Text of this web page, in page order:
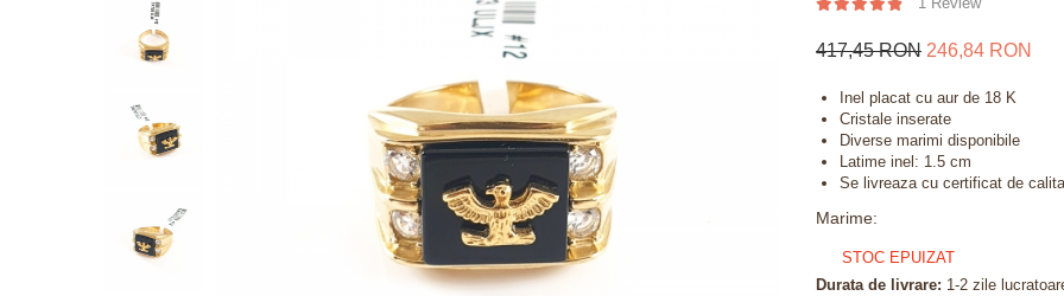
Bijuterii pentru barbati
Bijuterii din argint placate cu aur
417,45 RON 246,84 RON
Inel placat cu aur de 18 K
Cristale inserate
Diverse marimi disponibile
Latime inel: 1.5 cm
Se livreaza cu certificat de
Marime:
STOC EPUIZAT
Durata de livrare: 1-2 zile